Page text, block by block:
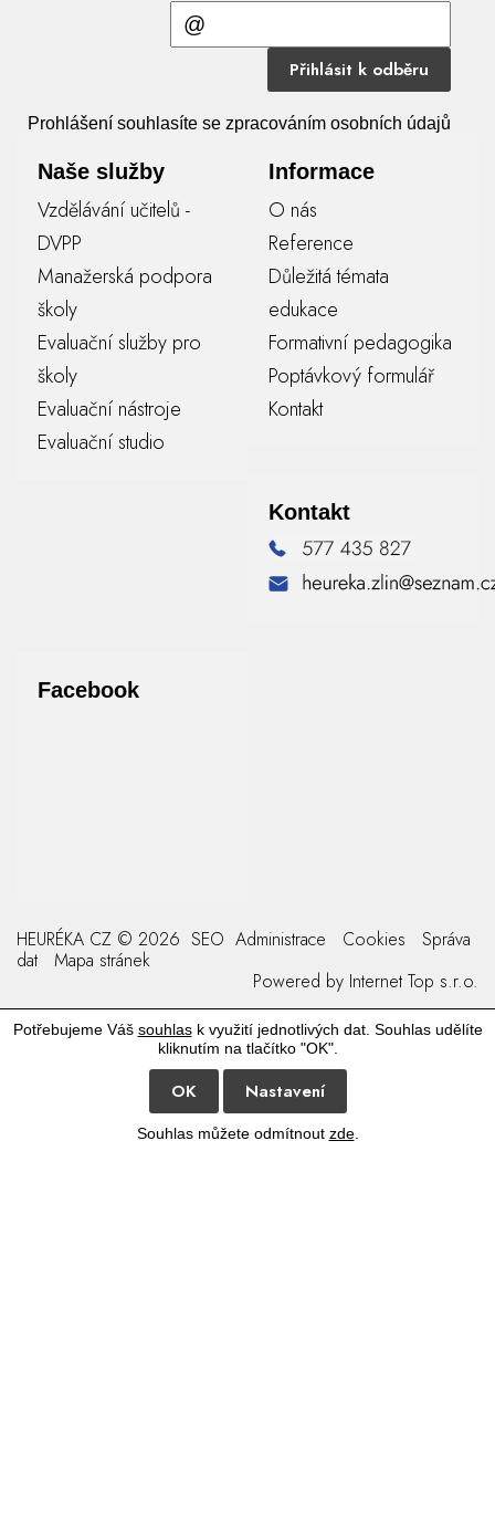
Přihlásit k odběru
Prohlášení souhlasíte se zpracováním osobních údajů
Naše služby
Vzdělávání učitelů -
DVPP
Manažerská podpora
školy
Evaluační služby pro
školy
Evaluační nástroje
Evaluační studio
Informace
O nás
Reference
Důležitá témata
edukace
Formativní pedagogika
Poptávkový formulář
Kontakt
Kontakt
Facebook
HEURÉKA CZ © 2026 SEO Administrace Cookies
Správa
dat
Mapa stránek
Powered by Internet Top s.r.o.
Potřebujeme Váš souhlask využití jednotlivých dat. Souhlas udělíte
kliknutím na tlačítko "OK".
OK Nastavení
Souhlas můžete odmítnout zde.